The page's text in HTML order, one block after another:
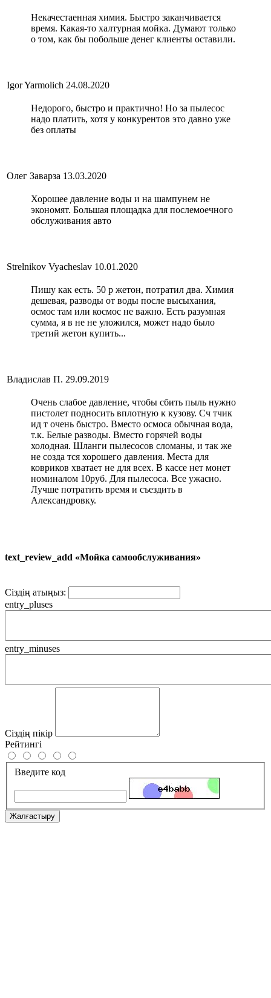
Некачестаенная химия. Быстро заканчивается
время. Какая-то халтурная мойка. Думают только
о том, как бы побольше денег клиенты оставили.
Igor Yarmolich 24.08.2020
Недорого, быстро и практично! Но за пылесос
надо платить, хотя у конкурентов это давно уже
без оплаты
Олег Заварза 13.03.2020
Хорошее давление воды и на шампунем не
экономят. Большая площадка для послемоечного
обслуживания авто
Strelnikov Vyacheslav 10.01.2020
Пишу как есть. 50 р жетон, потратил два. Химия
дешевая, разводы от воды после высыхания,
осмос там или космос не важно. Есть разумная
сумма, я в не не уложился, может надо было
третий жетон купить...
Владислав П. 29.09.2019
Очень слабое давление, чтобы сбить пыль нужно
пистолет подносить вплотную к кузову. Сч тчик
ид т очень быстро. Вместо осмоса обычная вода,
т.к. Белые разводы. Вместо горячей воды
холодная. Шланги пылесосов сломаны, и так же
не созда тся хорошего давления. Места для
ковриков хватает не для всех. В кассе нет монет
номиналом 10руб. Для пылесоса. Все ужасно.
Лучше потратить время и съездить в
Александровку.
text_review_add «Мойка самообслуживания»
Сіздің атыңыз:
entry_pluses
entry_minuses
Сіздің пікір
Рейтингі
Введите код
Жалғастыру